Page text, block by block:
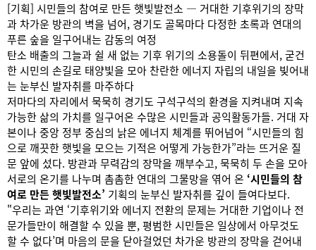
[기획] 시민들의 참여로 만든 햇빛발전소 — 거대한 기후위기의 장막
과 차가운 방관의 벽을 넘어, 경기도 골목마다 다정한 초록과 연대의
푸른 숲을 일구어내는 감동의 여정
탄소 배출의 그늘과 쉴 새 없는 기후 위기의 소용돌이 뒤편에서, 굳건
한 시민의 손길로 태양빛을 모아 찬란한 에너지 자립의 내일을 빚어내
는 눈부신 발자취를 마주하다
저마다의 자리에서 묵묵히 경기도 구석구석의 환경을 지켜내며 지속
가능한 삶의 가치를 일구어온 수많은 시민들과 공익활동가들. 거대 자
본이나 중앙 정부 중심의 낡은 에너지 체계를 뛰어넘어 “시민들의 힘
으로 깨끗한 햇빛을 모으는 기적은 어떻게 가능한가”라는 뜨거운 질
문 앞에 섰다. 방관과 무력감의 장막을 깨부수고, 묵묵히 두 손을 모아
서로의 온기를 나누며 촘촘한 연대의 그물망을 엮어 온 ‘시민들의 참
여로 만든 햇빛발전소’ 기획의 눈부신 발자취를 깊이 들여다보다.
"우리는 과연 ‘기후위기와 에너지 전환의 문제는 거대한 기업이나 전
문가들만이 해결할 수 있을 뿐, 평범한 시민들은 일상에서 아무것도
할 수 없다’며 마음의 문을 닫아걸었던 차가운 방관의 장막을 걷어내